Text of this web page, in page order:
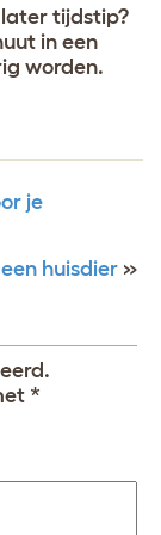
tijdstip?
in een
worden.
je
huisdier »
*